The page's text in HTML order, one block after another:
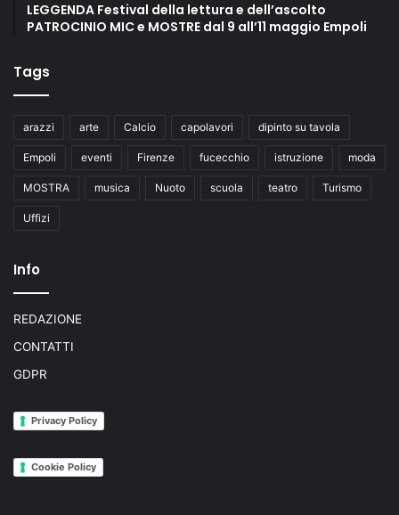
LEGGENDA Festival della lettura e dell’ascolto
PATROCINIO MIC e MOSTRE dal 9 all’11 maggio Empoli
Tags
arazzi arte Calcio capolavori dipinto su tavola
Empoli eventi Firenze fucecchio istruzione moda
MOSTRA musica Nuoto scuola teatro Turismo
Uffizi
Info
REDAZIONE
CONTATTI
GDPR
Privacy Policy
Cookie Policy